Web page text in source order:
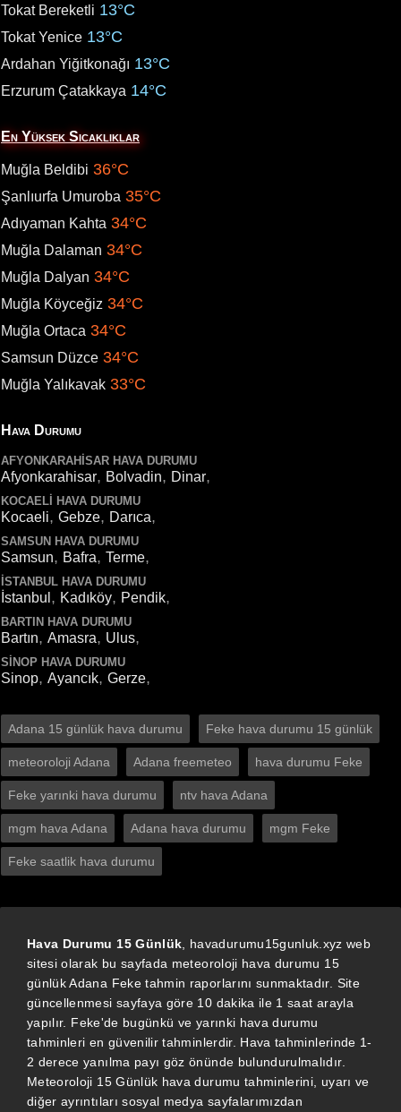
Tokat Bereketli 13°C
Tokat Yenice 13°C
Ardahan Yiğitkonağı 13°C
Erzurum Çatakkaya 14°C
En Yüksek Sıcaklıklar
Muğla Beldibi 36°C
Şanlıurfa Umuroba 35°C
Adıyaman Kahta 34°C
Muğla Dalaman 34°C
Muğla Dalyan 34°C
Muğla Köyceğiz 34°C
Muğla Ortaca 34°C
Samsun Düzce 34°C
Muğla Yalıkavak 33°C
Hava Durumu
AFYONKARAHISAR HAVA DURUMU
Afyonkarahisar, Bolvadin, Dinar,
KOCAELI HAVA DURUMU
Kocaeli, Gebze, Darıca,
SAMSUN HAVA DURUMU
Samsun, Bafra, Terme,
İSTANBUL HAVA DURUMU
İstanbul , Kadıköy, Pendik,
BARTIN HAVA DURUMU
Bartın, Amasra, Ulus,
SINOP HAVA DURUMU
Sinop, Ayancık, Gerze,
Adana 15 günlük hava durumu Feke hava durumu 15 günlük
meteoroloji Adana Adana freemeteo hava durumu Feke
Feke yarınki hava durumu ntv hava Adana
mgm hava Adana Adana hava durumu mgm Feke
Feke saatlik hava durumu
Hava Durumu 15 Günlük , havadurumu15gunluk.xyz web
sitesi olarak bu sayfada meteoroloji hava durumu 15
günlük Adana Feke tahmin raporlarını sunmaktadır. Site
güncellenmesi sayfaya göre 10 dakika ile 1 saat arayla
yapılır. Feke'de bugünkü ve yarınki hava durumu
tahminleri en güvenilir tahminlerdir. Hava tahminlerinde 1-
2 derece yanılma payı göz önünde bulundurulmalıdır.
Meteoroloji 15 Günlük hava durumu tahminlerini, uyarı ve
diğer ayrıntıları sosyal medya sayfalarımızdan